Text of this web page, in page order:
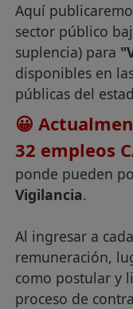
Aquí
sector público
suplencia) para
disponibles en
públicas del
😀
32 empleos
ponde pueden
Vigilancia.
Al ingresar a
remuneración,
como postular y
proceso de